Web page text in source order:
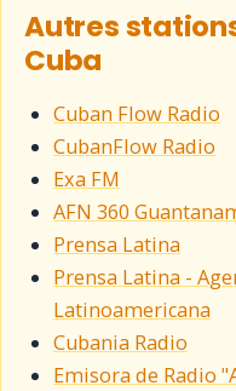
Autres
Cuba
Cuban Flow Radio
CubanFlow Radio
Exa FM
AFN 360
Prensa Latina
Prensa Latina -
Latinoamericana
Cubania Radio
Emisora de Radio